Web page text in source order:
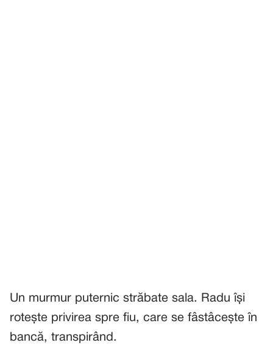
Un murmur puternic străbate sala. Radu își
rotește privirea spre fiu, care se fâstâcește în
bancă, transpirând.